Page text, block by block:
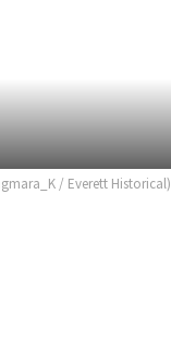
/ Everett Historical)